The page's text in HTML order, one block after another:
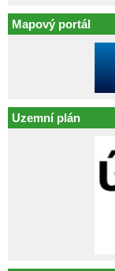
Mapový portál
Uzemní plán